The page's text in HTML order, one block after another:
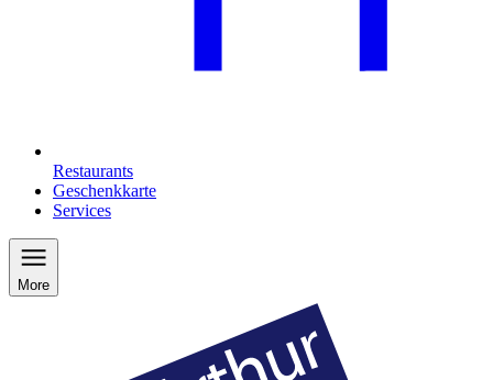
Restaurants
Geschenkkarte
Services
More